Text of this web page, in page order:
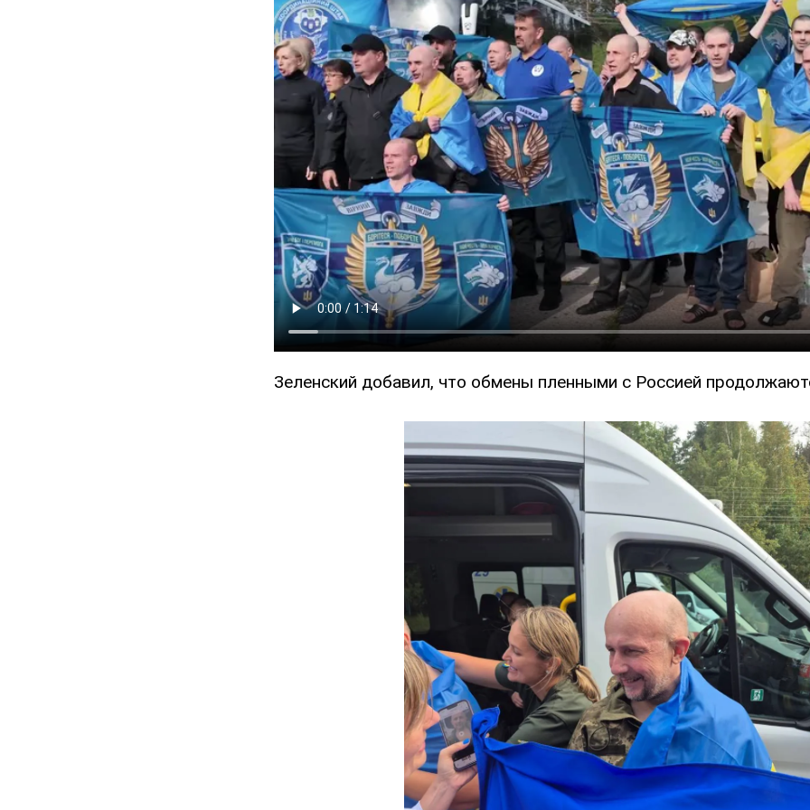
Зеленский добавил, что обмены пленными с Россией